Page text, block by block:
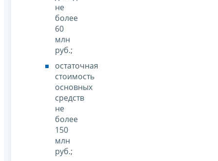
не
более
60
млн
руб.;
остаточная
стоимость
основных
средств
не
более
150
млн
руб.;